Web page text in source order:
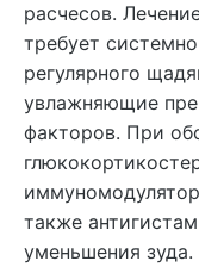
расчесов.
требует
регулярного
увлажняющие
факторов. При
также
уменьшения